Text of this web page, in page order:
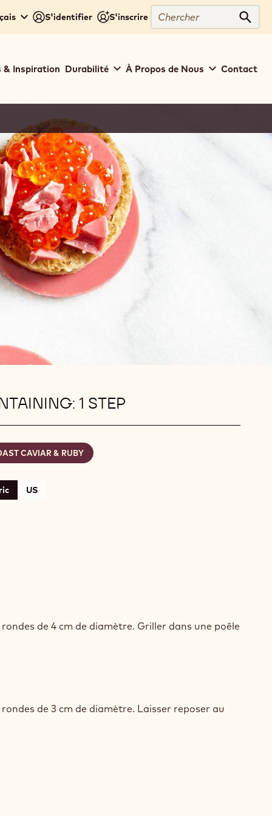
S'identifier S'inscrire
Chercher
& Inspiration Durabilité À Propos de Nous Contact
1 STEP
CAVIAR & RUBY
US
de 4 cm de diamètre. Griller dans une poêle
de 3 cm de diamètre. Laisser reposer au